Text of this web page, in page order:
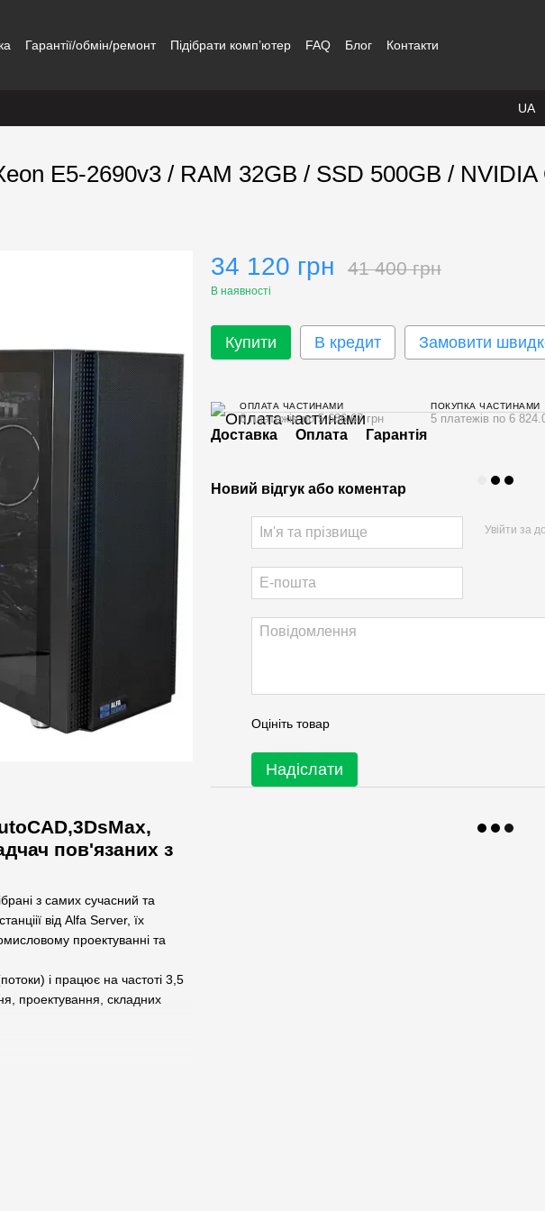
Гарантії/обмін/ремонт Підібрати комп’ютер FAQ Блог Контакти
UA
E5-2690v3 / RAM 32GB / SSD 500GB /
пов'язаних з
з самих сучасний та
від Alfa Server, їх
проектуванні та
і працює на частоті 3,5
проектування, складних
34 120 грн 41 400 грн
В наявності
Купити В кредит Замовити
ОПЛАТА ЧАСТИНАМИ
6 платежів по 5 686.67 грн
ПОКУПКА ЧАСТИНАМИ
5 платежів по 6
Доставка Оплата Гарантія
Новий відгук або коментар
Увійти за
Оцініть товар
Надіслати